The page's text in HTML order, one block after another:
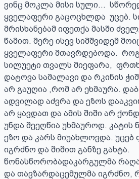
ვინც მოკლა მისი სული...
ყველაფერი გაცოცხლდა  უცებ.
მრისხანებამ იფეთქა მასში
წამით. მერე ისევ სიმშვიდემ
ყველაფერი მთავრდებოდა.
სილუეტი თვალს მიეფარა,
დატოვა სამალავი და რკინის
არ გაუღია ,რომ არ ეხმაურა.
ადვილად აძვრა და ეზოს
არ ყავდათ და ამის შიში არ
უნდა შეეღწია უხმაუროდ. კატის
ეზო და კარს მიუახლოვდა. უცებ
იგრძნო და შიშით განზე გახტა.
წონასწორობადაკარგულმა
და თავზარდაცემულმა იგრძნო,